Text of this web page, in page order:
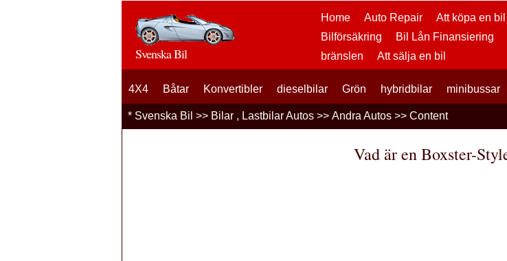
Home Auto Repair Att köpa en bil
Bilförsäkring
Bil Lån Finansiering
bränslen
Att sälja en bil
Svenska Bil
4X4 Båtar Konvertibler dieselbilar Grön hybridbilar minibussar
* Svenska Bil >> Bilar , Lastbilar Autos >> Andra Autos >> Content
Vad är en Boxster-